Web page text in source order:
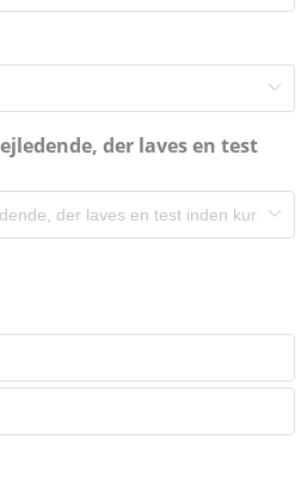
der laves en test